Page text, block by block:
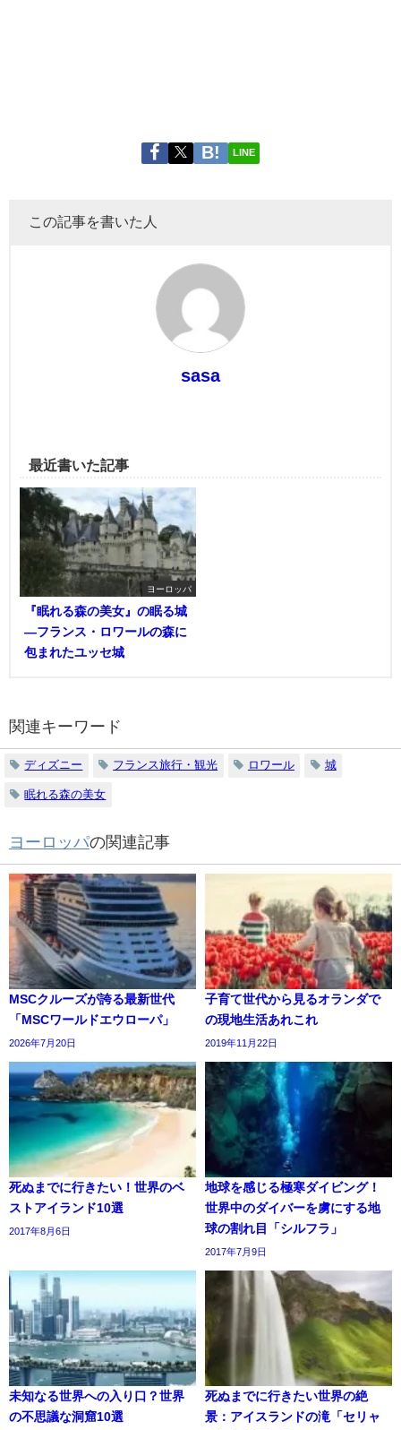
LINE
この記事を書いた人
sasa
最近書いた記事
ヨーロッパ
『眠れる森の美女』の眠る城
―フランス・ロワールの森に
包まれたユッセ城
関連キーワード
ディズニー フランス旅行・観光 ロワール 城
眠れる森の美女
ヨーロッパの関連記事
MSCクルーズが誇る最新世代
「MSCワールドエウローパ」
2026年7月20日
子育て世代から見るオランダで
の現地生活あれこれ
2019年11月22日
死ぬまでに行きたい！世界のベ
ストアイランド10選
2017年8月6日
地球を感じる極寒ダイビング！
世界中のダイバーを虜にする地
球の割れ目「シルフラ」
2017年7月9日
未知なる世界への入り口？世界
の不思議な洞窟10選
死ぬまでに行きたい世界の絶
景：アイスランドの滝「セリャ